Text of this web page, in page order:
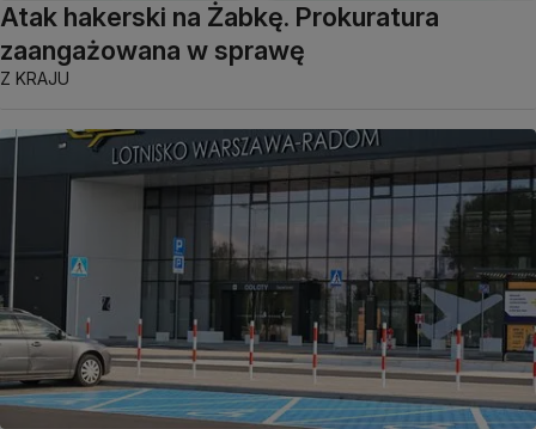
Atak hakerski na Żabkę. Prokuratura
zaangażowana w sprawę
Z KRAJU